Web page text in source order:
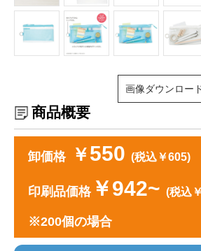
画像ダウンロー
商品概要
卸価格 ￥550 (税込￥605)
印刷品価格￥942~ (税込
※200個の場合